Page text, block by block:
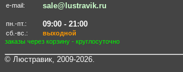
e-mail: sale@lustravik.ru
пн.-пт.: 09:00 - 21:00
сб.-вс.:
выходной
заказы через корзину - круглосуточно
© Люстравик, 2009-2026.